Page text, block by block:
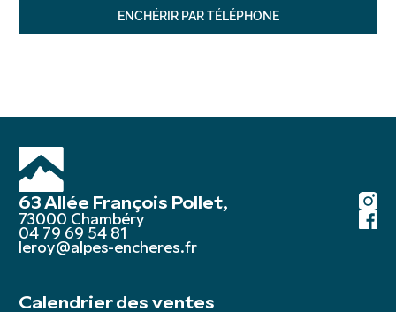
ENCHÉRIR PAR TÉLÉPHONE
63 Allée François Pollet,
73000 Chambéry
04 79 69 54 81
leroy@alpes-encheres.fr
Calendrier des ventes